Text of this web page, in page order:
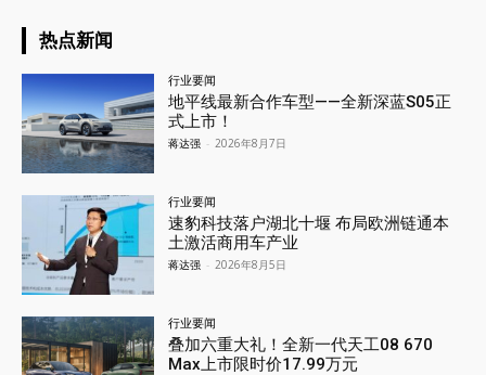
热点新闻
行业要闻
地平线最新合作车型——全新深蓝S05正
式上市！
蒋达强 - 2026年8月7日
行业要闻
速豹科技落户湖北十堰 布局欧洲链通本
土激活商用车产业
蒋达强 - 2026年8月5日
行业要闻
叠加六重大礼！全新一代天工08 670
Max上市限时价17.99万元